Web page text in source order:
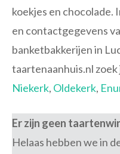
koekjes en chocolade.
en contactgegevens
banketbakkerijen in
taartenaanhuis.nl zoek
Niekerk, Oldekerk,
Er zijn geen
Helaas hebben we in